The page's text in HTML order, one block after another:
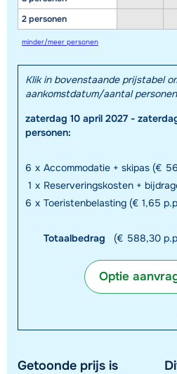
2 personen
minder/meer personen
Klik in bovenstaande prijstabel
aankomstdatum/aantal
zaterdag 10 april 2027 -
personen:
6 x Accommodatie + skipas (€
1 x Reserveringskosten +
6 x Toeristenbelasting (€ 1,65
Totaalbedrag (€ 588,30
Optie
Getoonde prijs is